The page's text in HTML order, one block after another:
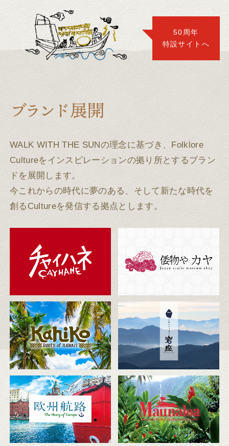
50周年
特設サイトへ
WALK WITH THE SUNの理念に基づき、Folklore
Cultureをインスピレーションの拠り所とするブラン
ドを展開します。
今これからの時代に夢のある、そして新たな時代を
創るCultureを発信する拠点とします。